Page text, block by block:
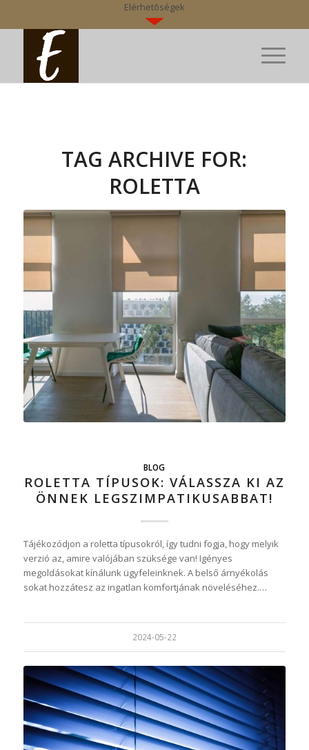
Elérhetõségek
TAG ARCHIVE FOR:
ROLETTA
BLOG
ROLETTA TÍPUSOK: VÁLASSZA KI AZ
ÖNNEK LEGSZIMPATIKUSABBAT!
Tájékozódjon a roletta típusokról, így tudni fogja, hogy melyik
verzió az, amire valójában szüksége van! Igényes
megoldásokat kínálunk ügyfeleinknek. A belső árnyékolás
sokat hozzátesz az ingatlan komfortjának növeléséhez.…
2024-05-22